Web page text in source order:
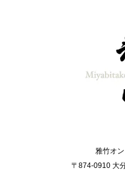
雅竹オ
〒874-0910 大